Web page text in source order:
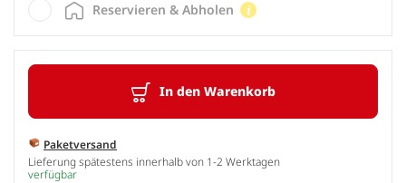
In den Warenkorb
Paketversand
Lieferung spätestens innerhalb von 1-2 Werktagen
verfügbar
Reservieren & Abholen